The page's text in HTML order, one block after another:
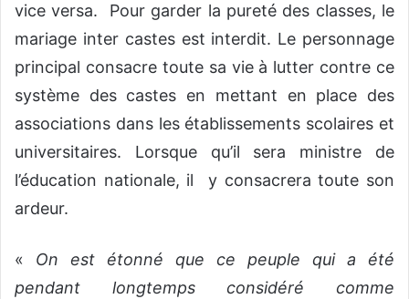
vice versa. Pour garder la pureté des classes, le
mariage inter castes est interdit. Le personnage
principal consacre toute sa vie à lutter contre ce
système des castes en mettant en place des
associations dans les établissements scolaires et
universitaires. Lorsque qu’il sera ministre de
l’éducation nationale, il y consacrera toute son
ardeur.
« On est étonné que ce peuple qui a été
pendant longtemps considéré comme